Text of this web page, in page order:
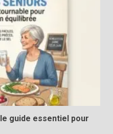
guide essentiel pour